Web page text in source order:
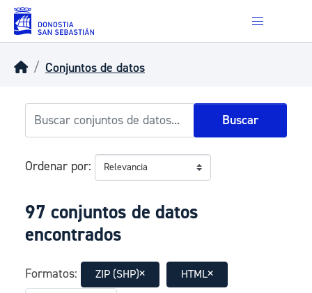
Skip to main content
Conjuntos de datos
Buscar
Ordenar por
97 conjuntos de datos
encontrados
Formatos: ZIP (SHP) HTML